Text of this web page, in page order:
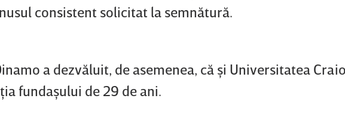
consistent solicitat la semnătură.
a dezvăluit, de asemenea, că şi Universitatea
fundaşului de 29 de ani.